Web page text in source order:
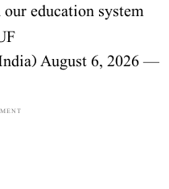
our education system
— Congress (@INCIndia)
August 6, 2026